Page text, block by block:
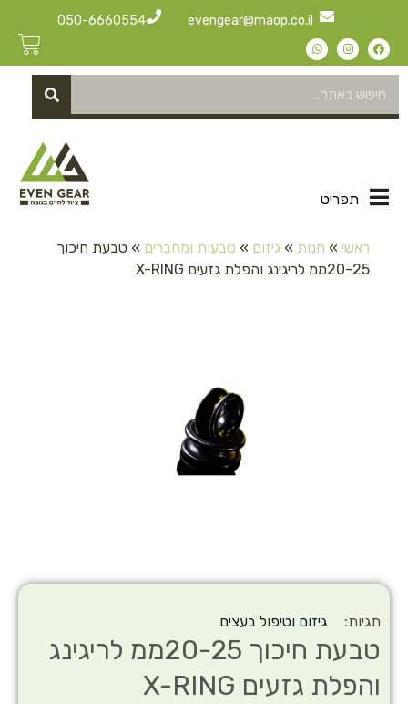
evengear@maop.co.il
050-6660554
תפריט
ראשי » חנות » גיזום » טבעות ומחברים » טבעת חיכוך
20-25ממ לריגינג והפלת גזעים X-RING
טבעת חיכוך 20-25ממ לריגינג
והפלת גזעים X-RING
תגיות: גיזום וטיפול בעצים